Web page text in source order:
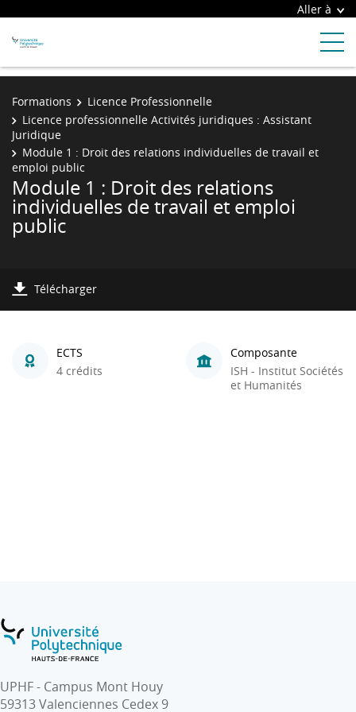
Aller à
Formations
Licence Professionnelle
Licence professionnelle Activités juridiques : Assistant
Juridique
Module 1 : Droit des relations individuelles de travail et
emploi public
Module 1 : Droit des relations
individuelles de travail et emploi
public
Télécharger
ECTS
4 crédits
Composante
ISH - Institut Sociétés
et Humanités
UPHF - Campus Mont Houy
59313 Valenciennes Cedex 9